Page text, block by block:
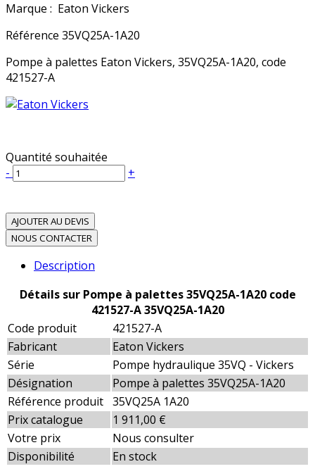
Marque : Eaton Vickers
Référence 35VQ25A-1A20
Pompe à palettes Eaton Vickers, 35VQ25A-1A20, code
421527-A
Quantité souhaitée
-
+
AJOUTER AU DEVIS
NOUS CONTACTER
Description
Détails sur Pompe à palettes 35VQ25A-1A20 code
421527-A 35VQ25A-1A20
Code produit
421527-A
Fabricant
Eaton Vickers
Série
Pompe hydraulique 35VQ - Vickers
Désignation
Pompe à palettes 35VQ25A-1A20
Référence produit 35VQ25A 1A20
Prix catalogue
1 911,00 €
Votre prix
Nous consulter
Disponibilité
En stock